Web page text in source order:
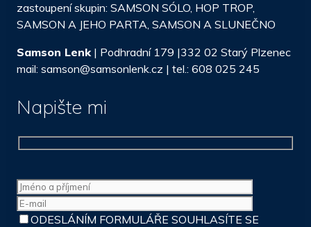
zastoupení skupin: SAMSON SÓLO, HOP TROP,
SAMSON A JEHO PARTA, SAMSON A SLUNEČNO
Samson Lenk| Podhradní 179 |332 02 Starý Plzenec
mail: samson@samsonlenk.cz | tel.: 608 025 245
Napište mi
ODESLÁNÍM FORMULÁŘE SOUHLASÍTE SE